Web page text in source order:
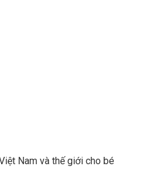
Nam và thế giới cho bé